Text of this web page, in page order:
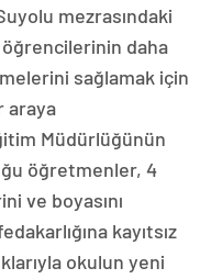
mezrasındaki
daha
sağlamak için
araya
Müdürlüğünün
öğretmenler, 4
ve boyasını
kayıtsız
okulun yeni